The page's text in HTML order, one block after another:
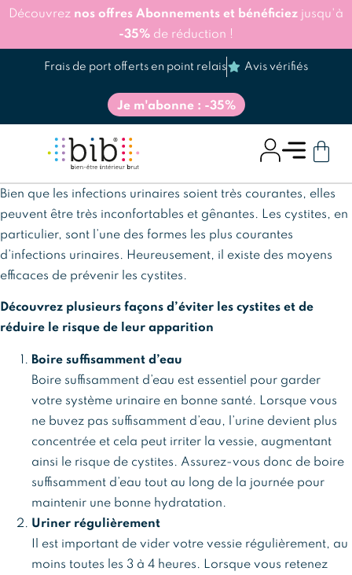
Découvrez nos offres Abonnements et bénéficiez jusqu'à
-35% de réduction !
Frais de port offerts en point relais Avis vérifiés
Je m'abonne : -35%
Bien que les infections urinaires soient très courantes, elles
peuvent être très inconfortables et gênantes. Les cystites, en
particulier, sont l’une des formes les plus courantes
d’infections urinaires. Heureusement, il existe des moyens
efficaces de prévenir les cystites.
Découvrez plusieurs façons d’éviter les cystites et de
réduire le risque de leur apparition
Boire suffisamment d’eau
Boire suffisamment d’eau est essentiel pour garder
votre système urinaire en bonne santé. Lorsque vous
ne buvez pas suffisamment d’eau, l’urine devient plus
concentrée et cela peut irriter la vessie, augmentant
ainsi le risque de cystites. Assurez-vous donc de boire
suffisamment d’eau tout au long de la journée pour
maintenir une bonne hydratation.
Uriner régulièrement
Il est important de vider votre vessie régulièrement, au
moins toutes les 3 à 4 heures. Lorsque vous retenez